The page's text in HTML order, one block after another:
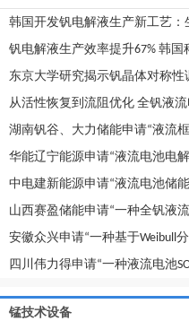
锰技术设备